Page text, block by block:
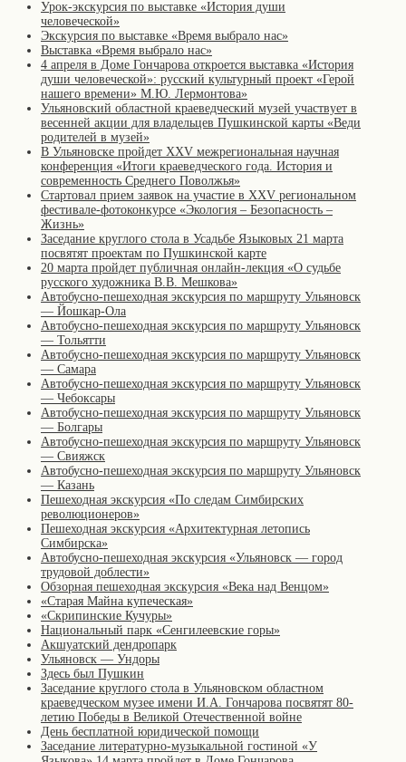
Урок-экскурсия по выставке «История души
человеческой»
Экскурсия по выставке «Время выбрало нас»
Выставка «Время выбрало нас»
4 апреля в Доме Гончарова откроется выставка «История
души человеческой»: русский культурный проект «Герой
нашего времени» М.Ю. Лермонтова»
Ульяновский областной краеведческий музей участвует в
весенней акции для владельцев Пушкинской карты «Веди
родителей в музей»
В Ульяновске пройдет XXV межрегиональная научная
конференция «Итоги краеведческого года. История и
современность Среднего Поволжья»
Стартовал прием заявок на участие в XXV региональном
фестивале-фотоконкурсе «Экология – Безопасность –
Жизнь»
Заседание круглого стола в Усадьбе Языковых 21 марта
посвятят проектам по Пушкинской карте
20 марта пройдет публичная онлайн-лекция «О судьбе
русского художника В.В. Мешкова»
Автобусно-пешеходная экскурсия по маршруту Ульяновск
— Йошкар-Ола
Автобусно-пешеходная экскурсия по маршруту Ульяновск
— Тольятти
Автобусно-пешеходная экскурсия по маршруту Ульяновск
— Самара
Автобусно-пешеходная экскурсия по маршруту Ульяновск
— Чебоксары
Автобусно-пешеходная экскурсия по маршруту Ульяновск
— Болгары
Автобусно-пешеходная экскурсия по маршруту Ульяновск
— Свияжск
Автобусно-пешеходная экскурсия по маршруту Ульяновск
— Казань
Пешеходная экскурсия «По следам Симбирских
революционеров»
Пешеходная экскурсия «Архитектурная летопись
Симбирска»
Автобусно-пешеходная экскурсия «Ульяновск — город
трудовой доблести»
Обзорная пешеходная экскурсия «Века над Венцом»
«Старая Майна купеческая»
«Скрипинские Кучуры»
Национальный парк «Сенгилеевские горы»
Акшуатский дендропарк
Ульяновск — Ундоры
Здесь был Пушкин
Заседание круглого стола в Ульяновском областном
краеведческом музее имени И.А. Гончарова посвятят 80-
летию Победы в Великой Отечественной войне
День бесплатной юридической помощи
Заседание литературно-музыкальной гостиной «У